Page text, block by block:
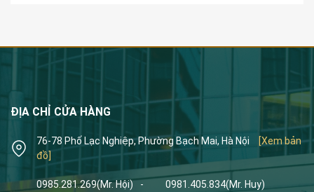
ĐỊA CHỈ CỬA HÀNG
76-78 Phố Lạc Nghiệp, Phường Bạch Mai, Hà Nội
[Xem bản
đồ]
0985.281.269(Mr. Hội) - 0981.405.834(Mr. Huy)